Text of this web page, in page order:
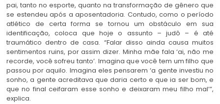
pai, tanto no esporte, quanto na transformação de gênero que
se estendeu após a aposentadoria. Contudo, como o período
atlético de certa forma se tornou um obstáculo em sua
identificação, coloca que hoje o assunto – judô – é até
traumático dentro de casa. “Falar disso ainda causa muitos
sentimentos ruins, por assim dizer. Minha mãe fala ‘ai, não me
recorde, você sofreu tanto’. Imagina que você tem um filho que
passou por aquilo. Imagina eles pensarem ‘a gente investiu no
sonho, a gente acreditava que daria certo e que ia ser bom, e
que no final ceifaram esse sonho e deixaram meu filho mal’”,
explica.